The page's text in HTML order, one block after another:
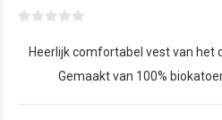
Heerlijk comfortabel vest van het
Gemaakt van 100%